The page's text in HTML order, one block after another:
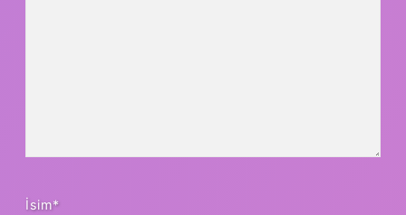
İsim*